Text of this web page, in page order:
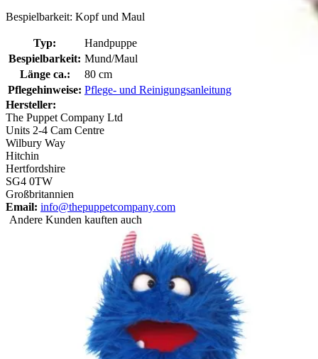
Bespielbarkeit: Kopf und Maul
Typ:
Handpuppe
Bespielbarkeit: Mund/Maul
Länge ca.:
80 cm
Pflegehinweise: Pflege- und Reinigungsanleitung
Hersteller:
The Puppet Company Ltd
Units 2-4 Cam Centre
Wilbury Way
Hitchin
Hertfordshire
SG4 0TW
Großbritannien
Email: info@thepuppetcompany.com
Andere Kunden kauften auch